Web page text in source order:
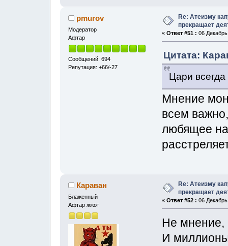
pmurov
Модератор
Афтар
Сообщений: 694
Репутация: +66/-27
Re: Атеизму
прекращает
« Ответ #51 : 06
Цитата:
Цари
Мнение
всем
любящее
Караван
Блаженный
Афтар жжот
Re: Атеизму
прекращает
« Ответ #52 : 06
Не
И